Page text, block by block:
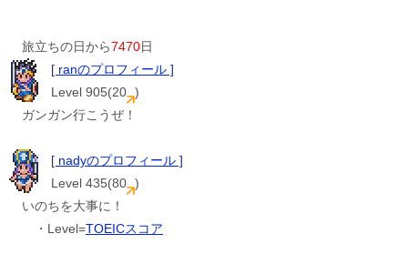
旅立ちの日から7470日
[ ranのプロフィール ]
Level 905(20 )
ガンガン行こうぜ！
[ nadyのプロフィール ]
Level 435(80 )
いのちを大事に！
・Level=TOEICスコア